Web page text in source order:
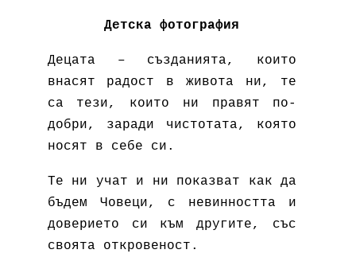
Детска фотография
Децата – създанията, които
внасят радост в живота ни, те
са тези, които ни правят по-
добри, заради чистотата, която
носят в себе си.
Те ни учат и ни показват как да
бъдем Човеци, с невинността и
доверието си към другите, със
своята откровеност.